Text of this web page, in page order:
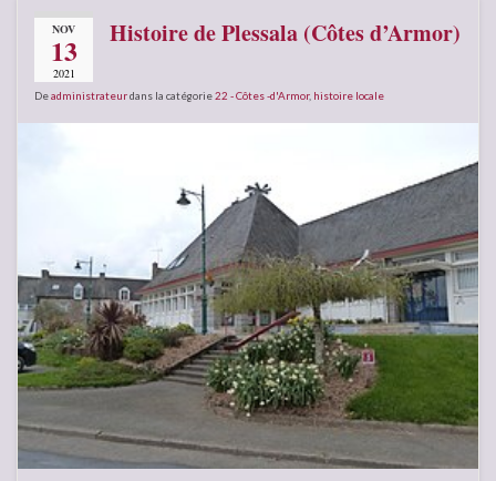
NOV
13
2021
Histoire de Plessala (Côtes d’Armor)
Deadministrateurdans la catégorie22 - Côtes -d'Armor, histoire locale